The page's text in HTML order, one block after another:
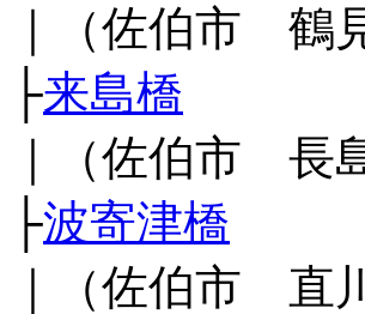
｜（佐伯市 鶴
├来島橋
｜（佐伯市 長
├波寄津橋
｜（佐伯市 直